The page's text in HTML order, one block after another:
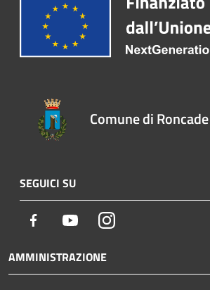
Comune di Roncade
SEGUICI SU
Facebook YoutubeInstagram
AMMINISTRAZIONE